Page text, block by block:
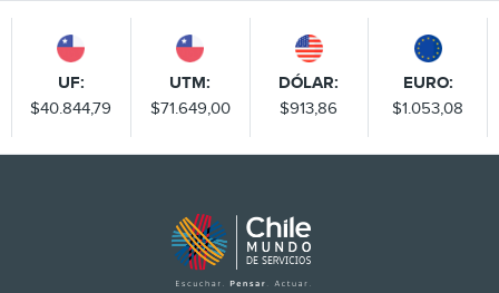
UF:
$40.844,79
UTM:
$71.649,00
DÓLAR:
$913,86
EURO:
$1.053,08